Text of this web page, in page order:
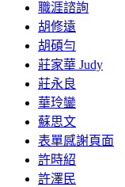
職涯諮詢
胡修遠
胡碩勻
莊家華 Judy
莊永良
華玲鑾
蘇思文
表單感謝頁面
許時紹
許澤民